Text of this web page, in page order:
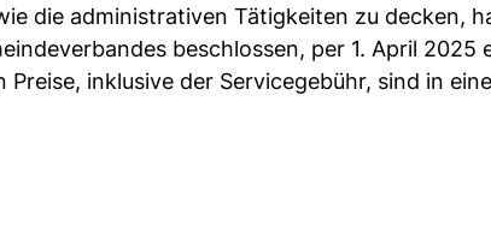
die administrativen Tätigkeiten zu decken,
beschlossen, per 1. April 2025
Preise, inklusive der Servicegebühr, sind in